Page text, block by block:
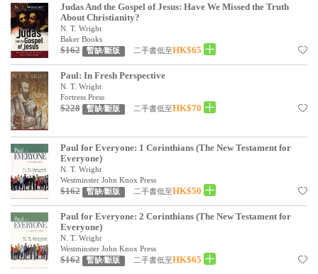
見證／傳記
文藝／勵志
童書
精選影音
其他
禮品專區
得獎作品推介
暢銷榜
中文二手書
英文二手書
精選英文書
Judas And the Gospel of Jesus: Have We Missed the Truth
About Christianity?
N. T. Wright
Baker Books
$162 暫缺/斷版 二手書低至HK$65
Paul: In Fresh Perspective
N. T. Wright
Fortress Press
$228 暫缺/斷版 二手書低至HK$70
Paul for Everyone: 1 Corinthians (The New Testament for
Everyone)
N. T. Wright
Westminster John Knox Press
$162 暫缺/斷版 二手書低至HK$50
Paul for Everyone: 2 Corinthians (The New Testament for
Everyone)
N. T. Wright
Westminster John Knox Press
$162 暫缺/斷版 二手書低至HK$65